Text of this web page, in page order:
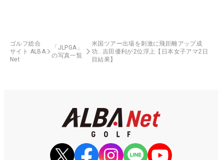
ゴルフ総合
サイト ALBA
Net
「JLPGA」
の写真一覧
米国ツアー出場を刺激に飛距離アップ成
功…吉田優利が2位浮上【日本女子アマ2日
目結果】